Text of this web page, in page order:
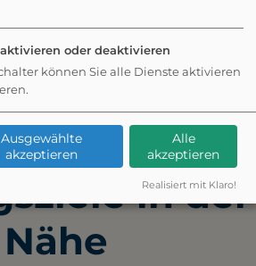
schreiben
Feedback senden
Weitere
in der
Nähe
oder deaktivieren
können Sie alle Dienste aktivieren
Ausgewählte
akzeptieren
Alle
akzeptieren
Realisiert mit Klaro!